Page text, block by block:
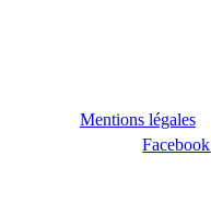
Mentions légales
Facebook